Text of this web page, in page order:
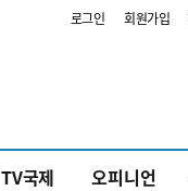
로그인 회원가입
TV국제 오피니언